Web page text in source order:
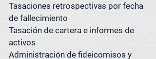
Worth.
Nuestros sistemas centralizados y
nuestra metodología consistente
nos permiten ofrecer tasaciones
Tasaciones retrospectivas por fecha
de fallecimiento
Tasación de cartera e informes de
activos
Administración de fideicomisos y